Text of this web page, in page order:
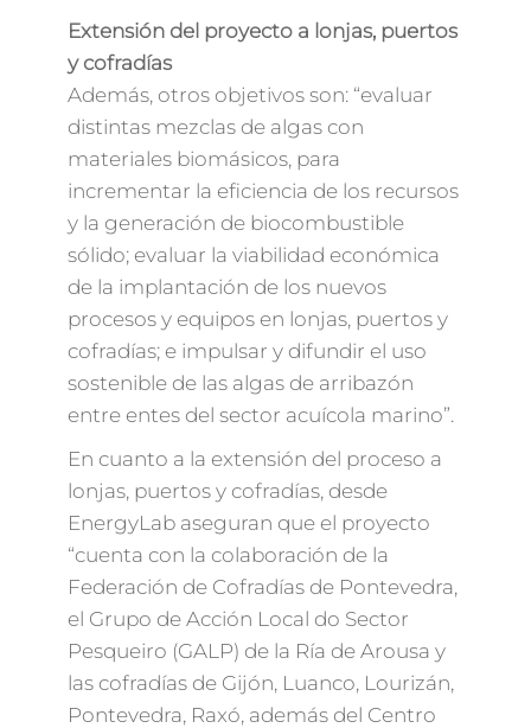
Extensión del proyecto a lonjas, puertos
y cofradías
Además, otros objetivos son: “evaluar
distintas mezclas de algas con
materiales biomásicos, para
incrementar la eficiencia de los recursos
y la generación de biocombustible
sólido; evaluar la viabilidad económica
de la implantación de los nuevos
procesos y equipos en lonjas, puertos y
cofradías; e impulsar y difundir el uso
sostenible de las algas de arribazón
entre entes del sector acuícola marino”.
En cuanto a la extensión del proceso a
lonjas, puertos y cofradías, desde
EnergyLab aseguran que el proyecto
“cuenta con la colaboración de la
Federación de Cofradías de Pontevedra,
el Grupo de Acción Local do Sector
Pesqueiro (GALP) de la Ría de Arousa y
las cofradías de Gijón, Luanco, Lourizán,
Pontevedra, Raxó, además del Centro